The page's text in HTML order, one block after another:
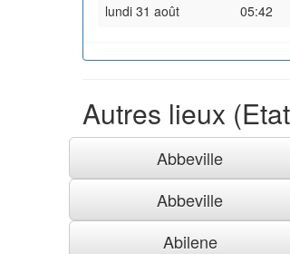
lundi 31 août
05:42
Autres lieux
Abbeville
Abbeville
Abilene